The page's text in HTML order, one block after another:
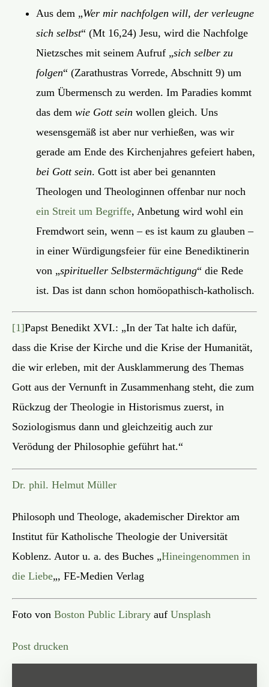
Aus dem „Wer mir nachfolgen will, der verleugne
sich selbst“ (Mt 16,24) Jesu, wird die Nachfolge
Nietzsches mit seinem Aufruf „sich selber zu
folgen“ (Zarathustras Vorrede, Abschnitt 9) um
zum Übermensch zu werden. Im Paradies kommt
das dem wie Gott sein wollen gleich. Uns
wesensgemäß ist aber nur verhießen, was wir
gerade am Ende des Kirchenjahres gefeiert haben,
bei Gott sein. Gott ist aber bei genannten
Theologen und Theologinnen offenbar nur noch
ein Streit um Begriffe, Anbetung wird wohl ein
Fremdwort sein, wenn – es ist kaum zu glauben –
in einer Würdigungsfeier für eine Benediktinerin
von „spiritueller Selbstermächtigung“ die Rede
ist. Das ist dann schon homöopathisch-katholisch.
[1]Papst Benedikt XVI.: „In der Tat halte ich dafür,
dass die Krise der Kirche und die Krise der Humanität,
die wir erleben, mit der Ausklammerung des Themas
Gott aus der Vernunft in Zusammenhang steht, die zum
Rückzug der Theologie in Historismus zuerst, in
Soziologismus dann und gleichzeitig auch zur
Verödung der Philosophie geführt hat.“
Dr. phil. Helmut Müller
Philosoph und Theologe, akademischer Direktor am
Institut für Katholische Theologie der Universität
Koblenz. Autor u. a. des Buches „Hineingenommen in
die Liebe„, FE-Medien Verlag
Foto von Boston Public Library auf Unsplash
Post drucken